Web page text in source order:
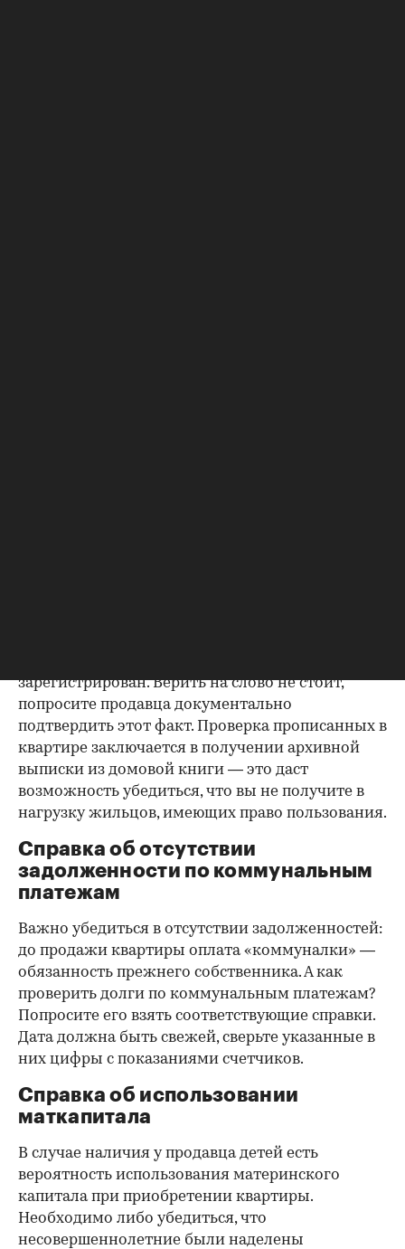
зарегистрирован. Верить на слово не стоит,
попросите продавца документально
подтвердить этот факт. Проверка прописанных в
квартире заключается в получении архивной
выписки из домовой книги — это даст
возможность убедиться, что вы не получите в
нагрузку жильцов, имеющих право пользования.
Справка об отсутствии
задолженности по коммунальным
платежам
Важно убедиться в отсутствии задолженностей:
до продажи квартиры оплата «коммуналки» —
обязанность прежнего собственника. А как
проверить долги по коммунальным платежам?
Попросите его взять соответствующие справки.
Дата должна быть свежей, сверьте указанные в
них цифры с показаниями счетчиков.
Справка об использовании
маткапитала
В случае наличия у продавца детей есть
вероятность использования материнского
капитала при приобретении квартиры.
Необходимо либо убедиться, что
несовершеннолетние были наделены